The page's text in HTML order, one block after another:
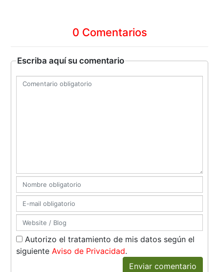
0 Comentarios
Escriba aquí su comentario
Autorizo el tratamiento de mis datos según el
siguienteAviso de Privacidad.
Enviar comentario